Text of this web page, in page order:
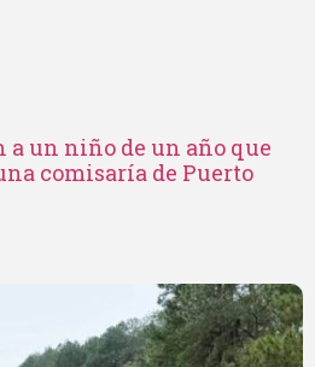
un niño de un año que
comisaría de Puerto